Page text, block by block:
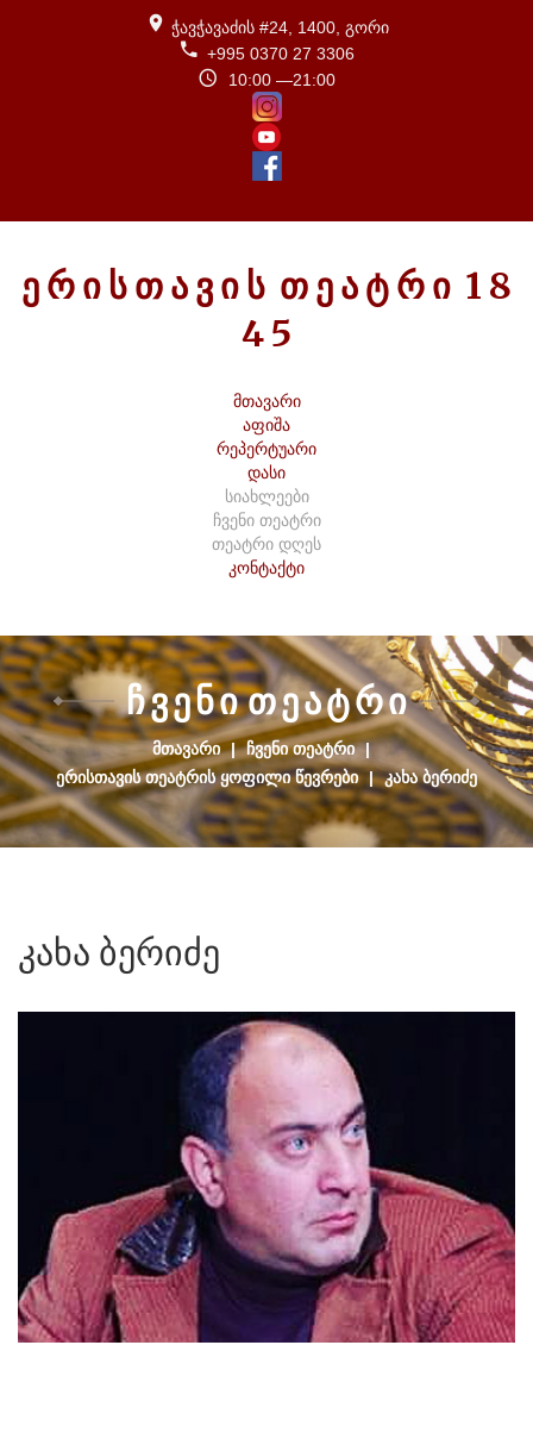
ჭავჭავაძის #24, 1400, გორი
+995 0370 27 3306
10:00 —21:00
ᲔᲠᲘᲡᲗᲐᲕᲘᲡ ᲗᲔᲐᲢᲠᲘ 1 8
45
მთავარი
აფიშა
რეპერტუარი
დასი
სიახლეები
ჩვენი თეატრი
თეატრი დღეს
კონტაქტი
ᲩᲕᲔᲜᲘ ᲗᲔᲐᲢᲠᲘ
ᲛᲗᲐᲕᲐᲠᲘ | ᲩᲕᲔᲜᲘ ᲗᲔᲐᲢᲠᲘ |
ᲔᲠᲘᲡᲗᲐᲕᲘᲡ ᲗᲔᲐᲢᲠᲘᲡ ᲧᲝᲤᲘᲚᲘ ᲬᲔᲕᲠᲔᲑᲘ | ᲙᲐᲮᲐ ᲑᲔᲠᲘᲫᲔ
კახა ბერიძე